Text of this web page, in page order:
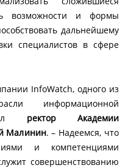
возможности и формы
дальнейшему
специалистов в сфере
InfoWatch, одного из
информационной
ректор Академии
Малинин. – Надеемся, что
и компетенциями
совершенствованию